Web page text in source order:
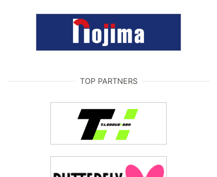
TOP PARTNERS